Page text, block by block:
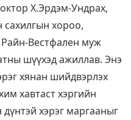
Х.Эрдэм-Ундрах,
хороо,
Вестфален муж
шүүхэд ажиллав. Энэ
хянан шийдвэрлэх
хавтаст хэргийн
хэрэг маргааныг